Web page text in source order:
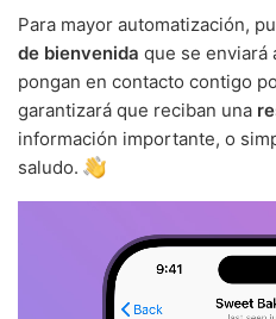
Para mayor automatización,
de bienvenida que se enviará
pongan en contacto contigo
garantizará que reciban una
información importante, o
saludo.